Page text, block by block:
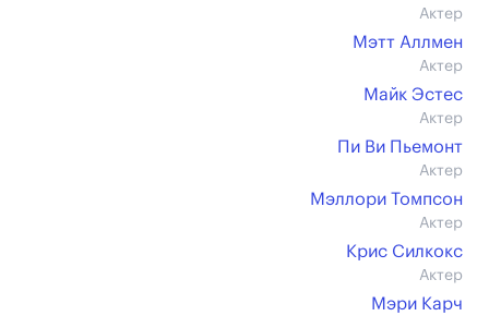
Актер
Мэтт Аллмен
Актер
Майк Эстес
Актер
Пи Ви Пьемонт
Актер
Мэллори Томпсон
Актер
Крис Силкокс
Актер
Мэри Карч